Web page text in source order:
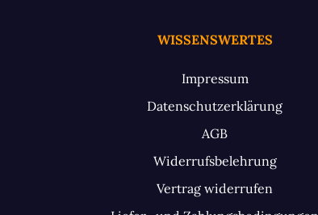
WISSENSWERTES
Impressum
Datenschutzerklärung
AGB
Widerrufsbelehrung
Vertrag widerrufen